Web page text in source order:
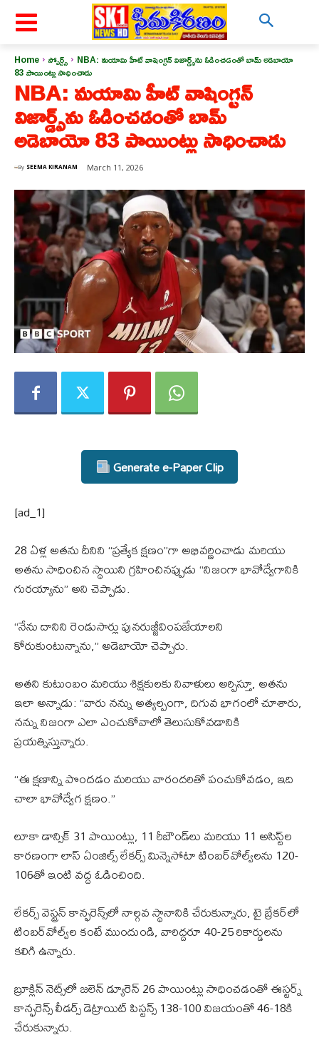
Home స్పోర్ట్స్ NBA: మయామి హీట్ వాషింగ్టన్ విజార్డ్స్‌ను ఓడించడంతో బామ్ అడెబాయో
83 పాయింట్లు సాధించాడు
NBA: మయామి హీట్ వాషింగ్టన్
విజార్డ్స్‌ను ఓడించడంతో బామ్
అడెబాయో 83 పాయింట్లు సాధించాడు
By SEEMA KIRANAM March 11, 2026
Generate e-Paper Clip
[ad_1]
28 ఏళ్ల అతను దీనిని “ప్రత్యేక క్షణం”గా అభివర్ణించాడు మరియు
అతను సాధించిన స్థాయిని గ్రహించినప్పుడు “నిజంగా భావోద్వేగానికి
గురయ్యాను” అని చెప్పాడు.
“నేను దానిని రెండుసార్లు పునరుజ్జీవింపజేయాలని
కోరుకుంటున్నాను,” అడెబాయో చెప్పారు.
అతని కుటుంబం మరియు శిక్షకులకు నివాళులు అర్పిస్తూ, అతను
ఇలా అన్నాడు: “వారు నన్ను అత్యల్పంగా, దిగువ భాగంలో చూశారు,
నన్ను నిజంగా ఎలా ఎంచుకోవాలో తెలుసుకోవడానికి
ప్రయత్నిస్తున్నారు.
“ఈ క్షణాన్ని పొందడం మరియు వారందరితో పంచుకోవడం, ఇది
చాలా భావోద్వేగ క్షణం.”
లూకా డాన్సిక్ 31 పాయింట్లు, 11 రీబౌండ్‌లు మరియు 11 అసిస్ట్‌ల
కారణంగా లాస్ ఏంజిల్స్ లేకర్స్ మిన్నెసోటా టింబర్‌వోల్వ్‌లను 120-
106తో ఇంటి వద్ద ఓడించింది.
లేకర్స్ వెస్ట్రన్ కాన్ఫరెన్స్‌లో నాల్గవ స్థానానికి చేరుకున్నారు, టై బ్రేకర్‌లో
టింబర్‌వోల్వ్‌ల కంటే ముందుండి, వారిద్దరూ 40-25 రికార్డులను
కలిగి ఉన్నారు.
బ్రూక్లిన్ నెట్స్‌లో జలెన్ డ్యూరెన్ 26 పాయింట్లు సాధించడంతో ఈస్టర్న్
కాన్ఫరెన్స్ లీడర్స్ డెట్రాయిట్ పిస్టన్స్ 138-100 విజయంతో 46-18కి
చేరుకున్నారు.